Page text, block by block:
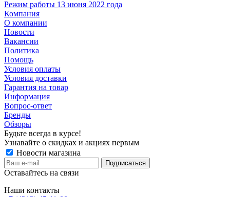
Режим работы 13 июня 2022 года
Компания
О компании
Новости
Вакансии
Политика
Помощь
Условия оплаты
Условия доставки
Гарантия на товар
Информация
Вопрос-ответ
Бренды
Обзоры
Будьте всегда в курсе!
Узнавайте о скидках и акциях первым
Новости магазина
Оставайтесь на связи
Наши контакты